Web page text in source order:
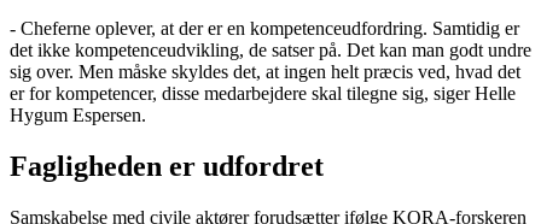
- Cheferne oplever, at der er en kompetenceudfordring. Samtidig er
det ikke kompetenceudvikling, de satser på. Det kan man godt undre
sig over. Men måske skyldes det, at ingen helt præcis ved, hvad det
er for kompetencer, disse medarbejdere skal tilegne sig, siger Helle
Hygum Espersen.
Fagligheden er udfordret
Samskabelse med civile aktører forudsætter ifølge KORA-forskeren